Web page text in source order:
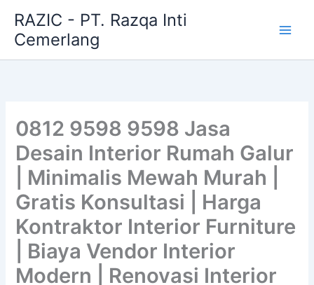
content
RAZIC - PT. Razqa Inti
Cemerlang
0812 9598 9598 Jasa
Desain Interior Rumah Galur
| Minimalis Mewah Murah |
Gratis Konsultasi | Harga
Kontraktor Interior Furniture
| Biaya Vendor Interior
Modern | Renovasi Interior